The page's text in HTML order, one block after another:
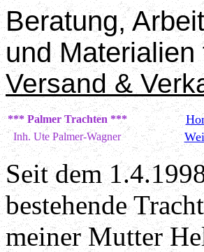
Beratung,
und Materialien
Versand &
*** Palmer Trachten ***
Inh. Ute Palmer-Wagner
Seit dem
bestehende
meiner Mutter